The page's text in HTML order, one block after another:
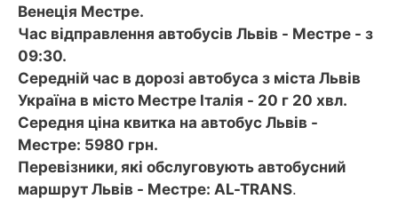
Венеція Местре.
Час відправлення автобусів Львів - Местре - з
09:30.
Середній час в дорозі автобуса з міста Львів
Україна в місто Местре Італія - 20 г 20 хвл.
Середня ціна квитка на автобус Львів -
Местре: 5980 грн.
Перевізники, які обслуговують автобусний
маршрут Львів - Местре: AL-TRANS.